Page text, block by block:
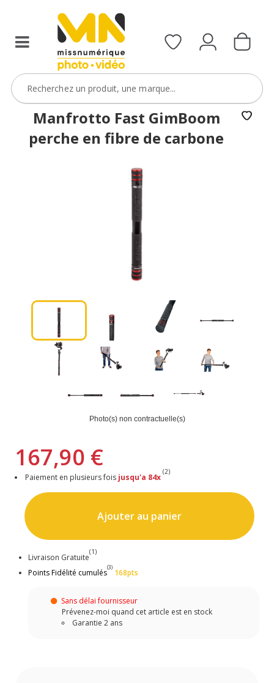
Manfrotto Fast GimBoom
perche en fibre de carbone
Photo(s) non contractuelle(s)
167,90 €
Paiement en plusieurs fois jusqu'a 84x
(2)
Ajouter au panier
Livraison Gratuite
(1)
Points Fidélité cumulés
(3)
168pts
Sans délai fournisseur
Prévenez-moi quand cet article est en stock
Garantie 2 ans